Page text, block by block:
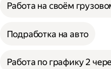
Работа на своём
Подработка на авто
Работа по графику 2